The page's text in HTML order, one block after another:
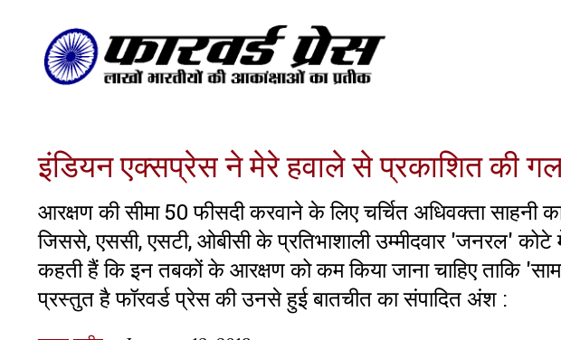
इंडियन एक्सप्रेस ने मेरे हवाले से प्रकाशित की
आरक्षण की सीमा 50 फीसदी करवाने के लिए चर्चित अधिवक्ता साहनी
जिससे, एससी, एसटी, ओबीसी के प्रतिभाशाली उम्मीदवार 'जनरल'
कहती हैं कि इन तबकों के आरक्षण को कम किया जाना चाहिए ताकि
प्रस्तुत है फॉरवर्ड प्रेस की उनसे हुई बातचीत का संपादित अंश :